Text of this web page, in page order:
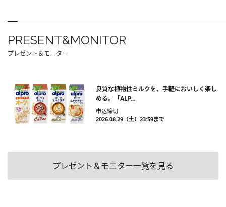
PRESENT&MONITOR
プレゼント＆モニター
良質な植物性ミルクを、手軽においしく楽し
める。「ALP...
申込締切
2026.08.29（土）23:59まで
プレゼント＆モニター一覧を見る